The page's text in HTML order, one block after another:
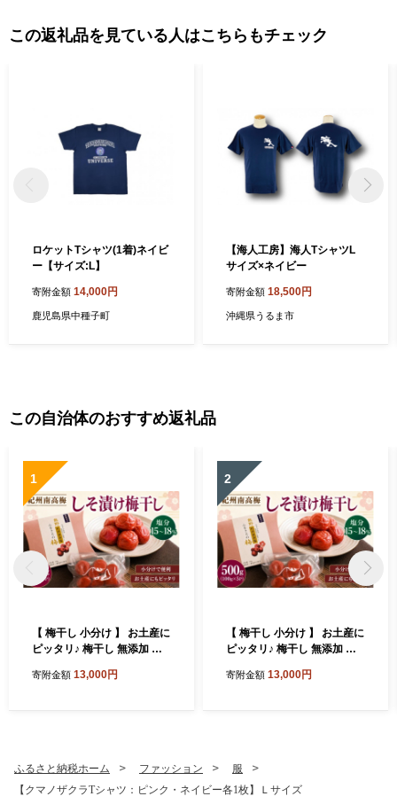
この返礼品を見ている人はこちらもチェック
ロケットTシャツ(1着)ネイビ
ー【サイズ:L】
寄附金額 14,000円
鹿児島県中種子町
【海人工房】海人TシャツL
サイズ×ネイビー
寄附金額 18,500円
沖縄県うるま市
この自治体のおすすめ返礼品
1
【 梅干し 小分け 】 お土産に
ピッタリ♪ 梅干し 無添加 南
のすっぱい しそ漬け梅干し 5
干し 健康食品 南高梅干し 三
重県 熊野市【frsn0031A】
寄附金額 13,000円
2
【 梅干し 小分け 】 お土産に
ピッタリ♪ 梅干し 無添加 南
のすっぱい しそ漬け梅干し 5
重県 熊野市【frsn0031A】
寄附金額 13,000円
ふるさと納税ホーム ファッション
服
【クマノザクラTシャツ：ピンク・ネイビー各1枚】Ｌサイズ